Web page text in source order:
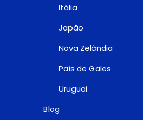
Itália
Japão
Nova Zelândia
País de Gales
Uruguai
Blog